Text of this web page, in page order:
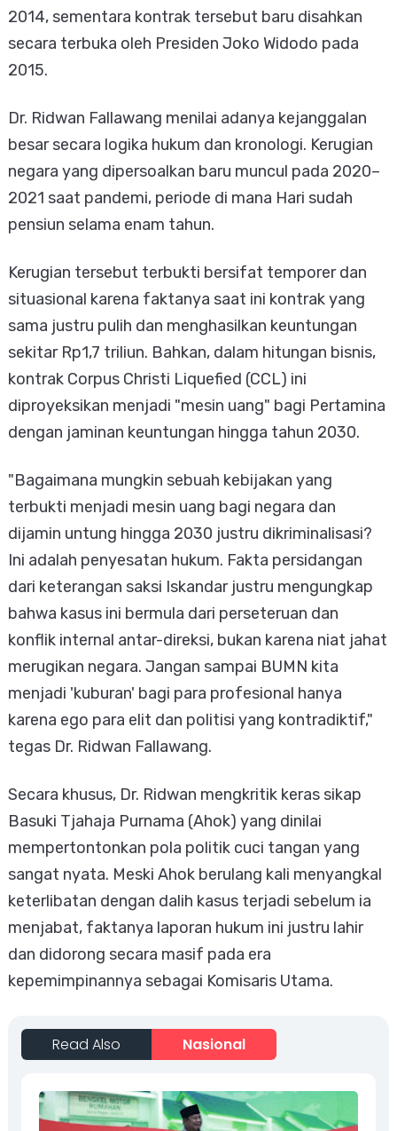
2014, sementara kontrak tersebut baru disahkan
secara terbuka oleh Presiden Joko Widodo pada
2015.
​Dr. Ridwan Fallawang menilai adanya kejanggalan
besar secara logika hukum dan kronologi. Kerugian
negara yang dipersoalkan baru muncul pada 2020–
2021 saat pandemi, periode di mana Hari sudah
pensiun selama enam tahun.
Kerugian tersebut terbukti bersifat temporer dan
situasional karena faktanya saat ini kontrak yang
sama justru pulih dan menghasilkan keuntungan
sekitar Rp1,7 triliun. Bahkan, dalam hitungan bisnis,
kontrak Corpus Christi Liquefied (CCL) ini
diproyeksikan menjadi "mesin uang" bagi Pertamina
dengan jaminan keuntungan hingga tahun 2030.
​"Bagaimana mungkin sebuah kebijakan yang
terbukti menjadi mesin uang bagi negara dan
dijamin untung hingga 2030 justru dikriminalisasi?
Ini adalah penyesatan hukum. Fakta persidangan
dari keterangan saksi Iskandar justru mengungkap
bahwa kasus ini bermula dari perseteruan dan
konflik internal antar-direksi, bukan karena niat jahat
merugikan negara. Jangan sampai BUMN kita
menjadi 'kuburan' bagi para profesional hanya
karena ego para elit dan politisi yang kontradiktif,"
tegas Dr. Ridwan Fallawang.
​Secara khusus, Dr. Ridwan mengkritik keras sikap
Basuki Tjahaja Purnama (Ahok) yang dinilai
mempertontonkan pola politik cuci tangan yang
sangat nyata. Meski Ahok berulang kali menyangkal
keterlibatan dengan dalih kasus terjadi sebelum ia
menjabat, faktanya laporan hukum ini justru lahir
dan didorong secara masif pada era
kepemimpinannya sebagai Komisaris Utama.
Read Also Nasional